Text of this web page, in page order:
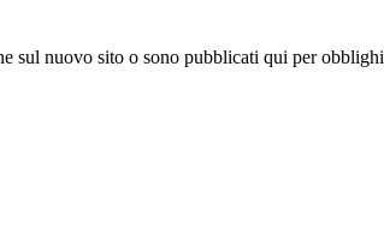
sul nuovo sito o sono pubblicati qui per obblighi